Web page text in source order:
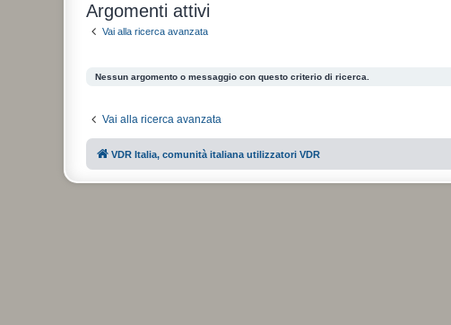
Argomenti attivi
Vai alla ricerca avanzata
Nessun argomento o messaggio con questo criterio di ricerca.
Vai alla ricerca avanzata
VDR Italia, comunità italiana utilizzatori VDR